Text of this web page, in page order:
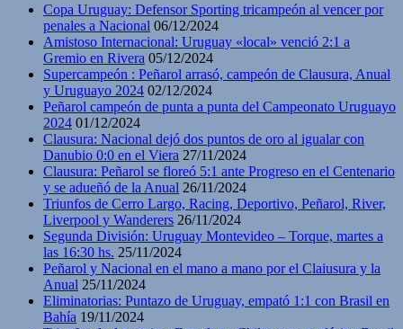
Copa Uruguay: Defensor Sporting tricampeón al vencer por
penales a Nacional 06/12/2024
Amistoso Internacional: Uruguay «local» venció 2:1 a
Gremio en Rivera 05/12/2024
Supercampeón : Peñarol arrasó, campeón de Clausura, Anual
y Uruguayo 2024 02/12/2024
Peñarol campeón de punta a punta del Campeonato Uruguayo
2024 01/12/2024
Clausura: Nacional dejó dos puntos de oro al igualar con
Danubio 0:0 en el Viera 27/11/2024
Clausura: Peñarol se floreó 5:1 ante Progreso en el Centenario
y se adueñó de la Anual 26/11/2024
Triunfos de Cerro Largo, Racing, Deportivo, Peñarol, River,
Liverpool y Wanderers 26/11/2024
Segunda División: Uruguay Montevideo – Torque, martes a
las 16:30 hs. 25/11/2024
Peñarol y Nacional en el mano a mano por el Claiusura y la
Anual 25/11/2024
Eliminatorias: Puntazo de Uruguay, empató 1:1 con Brasil en
Bahía 19/11/2024